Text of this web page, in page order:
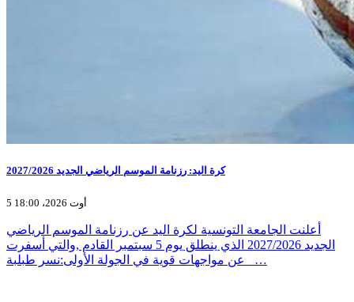
كرة اليد: رزنامة الموسم الرياضي الجديد 2027/2026
5 أوت 2026، 18:00
أعلنت الجامعة التونسية لكرة اليد عن رزنامة الموسم الرياضي
الجديد 2027/2026 الذي ينطلق يوم 5 سبتمبر القادم ,والتي أسفرت
عن مواجهات قوية في الجولة الأولى:نسر طبلبة _…